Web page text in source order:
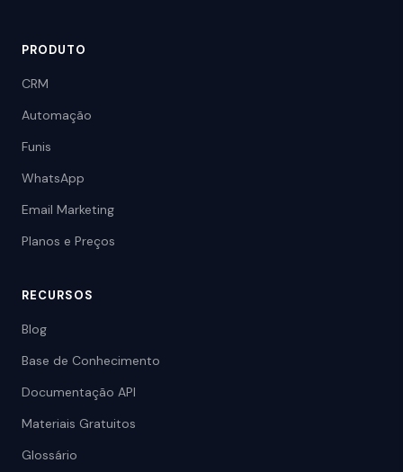
PRODUTO
CRM
Automação
Funis
WhatsApp
Email Marketing
Planos e Preços
RECURSOS
Blog
Base de Conhecimento
Documentação API
Materiais Gratuitos
Glossário